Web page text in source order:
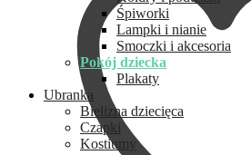
Śpiworki
Lampki i nianie
Smoczki i akcesoria
Pokój dziecka
Plakaty
Ubranka
Bielizna dziecięca
Czapki
Kostiumy